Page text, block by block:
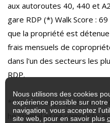
aux autoroutes 40, 440 et
gare RDP (*) Walk Score :
que la propriété est
frais mensuels de
dans l'un des secteurs les
RDP.
******Cette propriété est
horizontal et ne comporte
Nous utilisons des cookies
expérience possible sur
navigation, vous acceptez
site web, pour en savoir plus